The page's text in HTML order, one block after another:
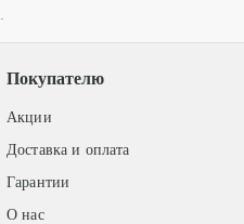
Покупателю
Акции
Доставка и оплата
Гарантии
О нас